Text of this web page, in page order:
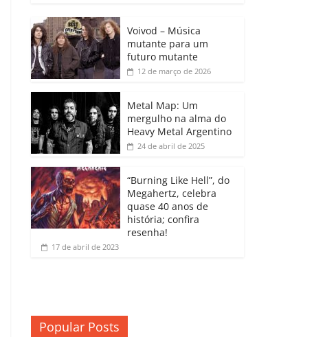
e
b
o
o
k
er
A
p
p
dI
n
e
a
ro
o
m
m
p
ar
til
h
ar
Voivod – Música
mutante para um
futuro mutante
12 de março de 2026
Metal Map: Um
mergulho na alma do
Heavy Metal Argentino
24 de abril de 2025
“Burning Like Hell”, do
Megahertz, celebra
quase 40 anos de
história; confira
resenha!
17 de abril de 2023
Popular Posts